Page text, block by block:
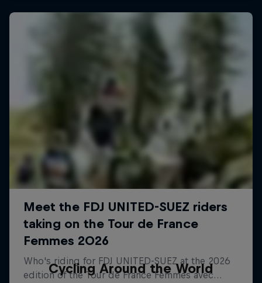
Cycling Around the World